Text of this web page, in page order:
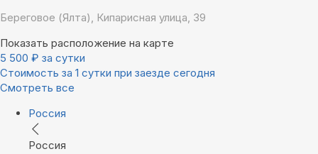
Береговое (Ялта), Кипарисная улица, 39
Показать расположение на карте
5 500 ₽ за сутки
Стоимость за 1 сутки при заезде сегодня
Смотреть все
Россия
Россия